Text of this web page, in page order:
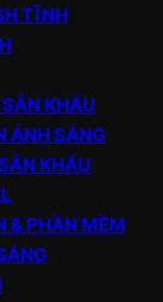
TĨNH
KHẤU
ÁNH SÁNG
KHẤU
& PHẦN MỀM